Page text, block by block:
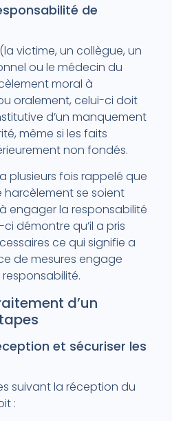
de
victime, un collègue, un
ou le médecin du
moral à
oralement, celui-ci doit
d’un manquement
même si les faits
non fondés.
plusieurs fois rappelé que
se soient
engager la responsabilité
démontre qu’il a pris
ce qui signifie a
de mesures engage
d’un
et sécuriser les
suivant la réception du
: